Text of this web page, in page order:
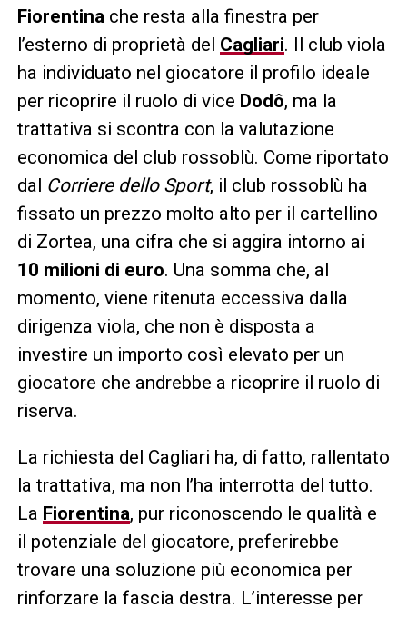
Fiorentina che resta alla finestra per
l’esterno di proprietà del Cagliari. Il club viola
ha individuato nel giocatore il profilo ideale
per ricoprire il ruolo di vice Dodô, ma la
trattativa si scontra con la valutazione
economica del club rossoblù. Come riportato
dal Corriere dello Sport, il club rossoblù ha
fissato un prezzo molto alto per il cartellino
di Zortea, una cifra che si aggira intorno ai
10 milioni di euro. Una somma che, al
momento, viene ritenuta eccessiva dalla
dirigenza viola, che non è disposta a
investire un importo così elevato per un
giocatore che andrebbe a ricoprire il ruolo di
riserva.
La richiesta del Cagliari ha, di fatto, rallentato
la trattativa, ma non l’ha interrotta del tutto.
La Fiorentina, pur riconoscendo le qualità e
il potenziale del giocatore, preferirebbe
trovare una soluzione più economica per
rinforzare la fascia destra. L’interesse per